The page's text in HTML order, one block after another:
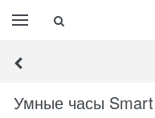
Умные часы